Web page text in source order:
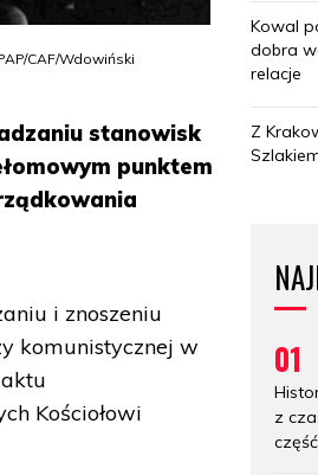
CAF/Wdowiński
stanowisk
punktem
i znoszeniu
komunistycznej w
Kościołowi
Kowal
dobra
relacje
Z
01
z